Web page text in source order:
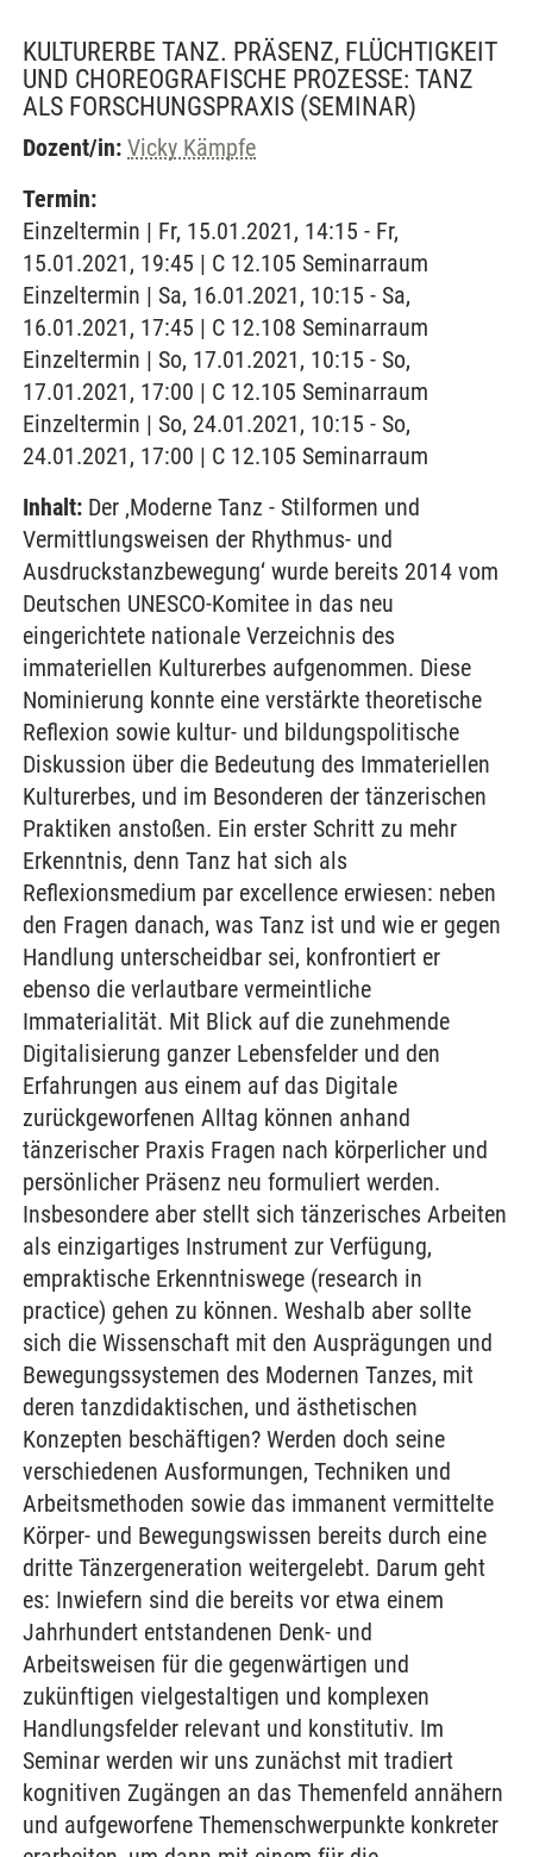
KULTURERBE TANZ. PRÄSENZ, FLÜCHTIGKEIT
UND CHOREOGRAFISCHE PROZESSE: TANZ
ALS FORSCHUNGSPRAXIS (SEMINAR)
Dozent/in: Vicky Kämpfe
Termin:
Einzeltermin | Fr, 15.01.2021, 14:15 - Fr,
15.01.2021, 19:45 | C 12.105 Seminarraum
Einzeltermin | Sa, 16.01.2021, 10:15 - Sa,
16.01.2021, 17:45 | C 12.108 Seminarraum
Einzeltermin | So, 17.01.2021, 10:15 - So,
17.01.2021, 17:00 | C 12.105 Seminarraum
Einzeltermin | So, 24.01.2021, 10:15 - So,
24.01.2021, 17:00 | C 12.105 Seminarraum
Inhalt: Der ‚Moderne Tanz - Stilformen und
Vermittlungsweisen der Rhythmus- und
Ausdruckstanzbewegung‘ wurde bereits 2014 vom
Deutschen UNESCO-Komitee in das neu
eingerichtete nationale Verzeichnis des
immateriellen Kulturerbes aufgenommen. Diese
Nominierung konnte eine verstärkte theoretische
Reflexion sowie kultur- und bildungspolitische
Diskussion über die Bedeutung des Immateriellen
Kulturerbes, und im Besonderen der tänzerischen
Praktiken anstoßen. Ein erster Schritt zu mehr
Erkenntnis, denn Tanz hat sich als
Reflexionsmedium par excellence erwiesen: neben
den Fragen danach, was Tanz ist und wie er gegen
Handlung unterscheidbar sei, konfrontiert er
ebenso die verlautbare vermeintliche
Immaterialität. Mit Blick auf die zunehmende
Digitalisierung ganzer Lebensfelder und den
Erfahrungen aus einem auf das Digitale
zurückgeworfenen Alltag können anhand
tänzerischer Praxis Fragen nach körperlicher und
persönlicher Präsenz neu formuliert werden.
Insbesondere aber stellt sich tänzerisches Arbeiten
als einzigartiges Instrument zur Verfügung,
empraktische Erkenntniswege (research in
practice) gehen zu können. Weshalb aber sollte
sich die Wissenschaft mit den Ausprägungen und
Bewegungssystemen des Modernen Tanzes, mit
deren tanzdidaktischen, und ästhetischen
Konzepten beschäftigen? Werden doch seine
verschiedenen Ausformungen, Techniken und
Arbeitsmethoden sowie das immanent vermittelte
Körper- und Bewegungswissen bereits durch eine
dritte Tänzergeneration weitergelebt. Darum geht
es: Inwiefern sind die bereits vor etwa einem
Jahrhundert entstandenen Denk- und
Arbeitsweisen für die gegenwärtigen und
zukünftigen vielgestaltigen und komplexen
Handlungsfelder relevant und konstitutiv. Im
Seminar werden wir uns zunächst mit tradiert
kognitiven Zugängen an das Themenfeld annähern
und aufgeworfene Themenschwerpunkte konkreter